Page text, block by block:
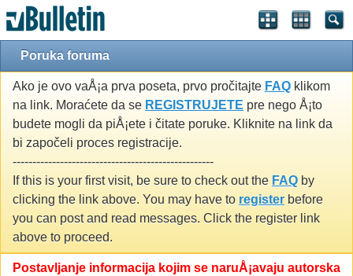
Poruka foruma
Ako je ovo vaÅ¡a prva poseta, prvo pročitajte FAQ klikom
na link. Moraćete da se REGISTRUJETE pre nego Å¡to
budete mogli da piÅ¡ete i čitate poruke. Kliknite na link da
bi započeli proces registracije.
---------------------------------------------------
If this is your first visit, be sure to check out the FAQ by
clicking the link above. You may have to register before
you can post and read messages. Click the register link
above to proceed.
Postavljanje informacija kojim se naruÅ¡avaju autorska